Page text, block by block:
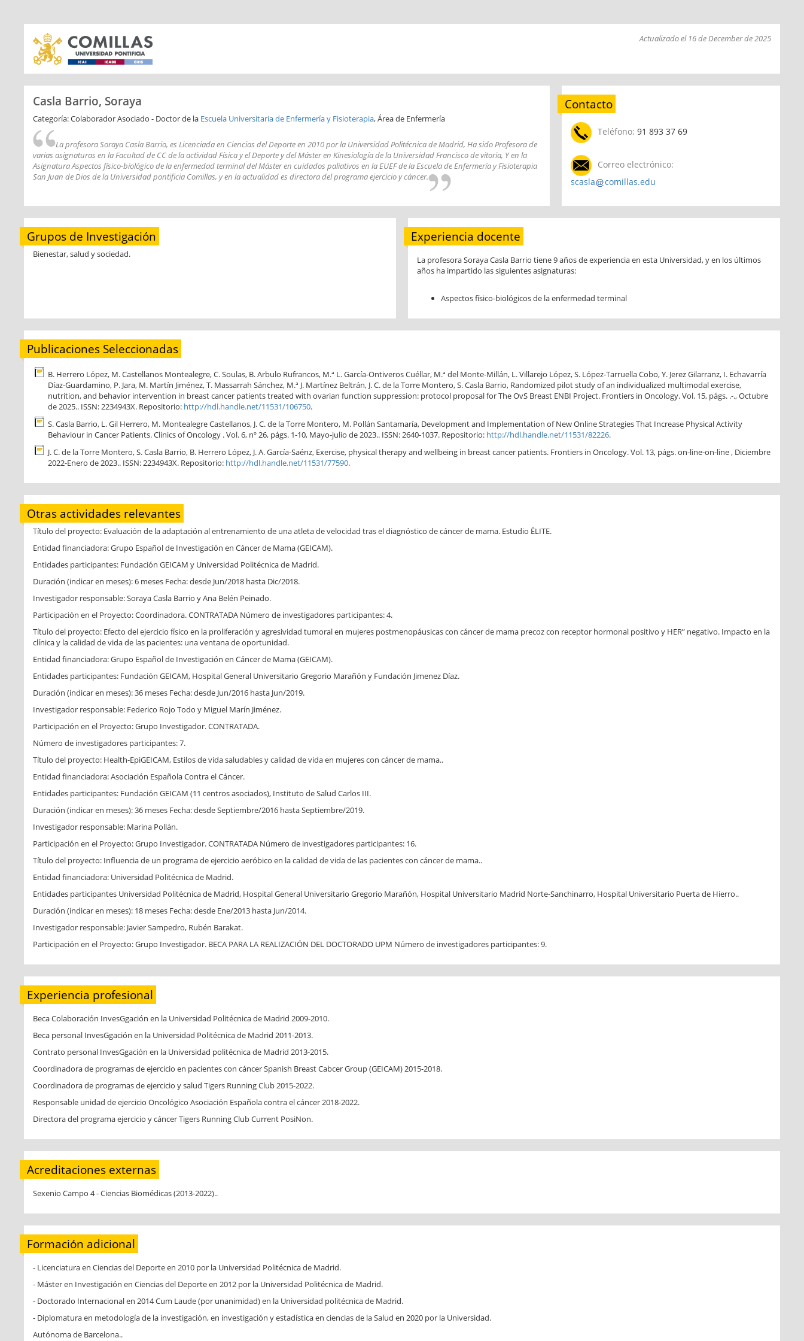
Actualizado el 16 de December de 2025
Casla Barrio, Soraya
Categoría: Colaborador Asociado - Doctor de la Escuela Universitaria de Enfermería y Fisioterapia, Área de Enfermería
La profesora Soraya Casla Barrio, es Licenciada en Ciencias del Deporte en 2010 por la Universidad Politécnica de Madrid, Ha sido Profesora de
varias asignaturas en la Facultad de CC de la actividad Física y el Deporte y del Máster en Kinesiología de la Universidad Francisco de vitoria, Y en la
Asignatura Aspectos físico-biológico de la enfermedad terminal del Máster en cuidados paliativos en la EUEF de la Escuela de Enfermería y Fisioterapia
San Juan de Dios de la Universidad pontificia Comillas, y en la actualidad es directora del programa ejercicio y cáncer.
Contacto
Teléfono: 91 893 37 69
Correo electrónico:
scasla
comillas.edu
Grupos de Investigación
Bienestar, salud y sociedad.
Experiencia docente
La profesora Soraya Casla Barrio tiene 9 años de experiencia en esta Universidad, y en los últimos
años ha impartido las siguientes asignaturas:
Aspectos físico-biológicos de la enfermedad terminal
Publicaciones Seleccionadas
B. Herrero López, M. Castellanos Montealegre, C. Soulas, B. Arbulo Rufrancos, M.ª L. García-Ontiveros Cuéllar, M.ª del Monte-Millán, L. Villarejo López, S. López-Tarruella Cobo, Y. Jerez Gilarranz, I. Echavarría
Díaz-Guardamino, P. Jara, M. Martín Jiménez, T. Massarrah Sánchez, M.ª J. Martínez Beltrán, J. C. de la Torre Montero, S. Casla Barrio, Randomized pilot study of an individualized multimodal exercise,
nutrition, and behavior intervention in breast cancer patients treated with ovarian function suppression: protocol proposal for The OvS Breast ENBI Project. Frontiers in Oncology. Vol. 15, págs. .-., Octubre
de 2025.. ISSN: 2234943X. Repositorio: http://hdl.handle.net/11531/106750.
S. Casla Barrio, L. Gil Herrero, M. Montealegre Castellanos, J. C. de la Torre Montero, M. Pollán Santamaría, Development and Implementation of New Online Strategies That Increase Physical Activity
Behaviour in Cancer Patients. Clinics of Oncology . Vol. 6, nº 26, págs. 1-10, Mayo-julio de 2023.. ISSN: 2640-1037. Repositorio: http://hdl.handle.net/11531/82226.
J. C. de la Torre Montero, S. Casla Barrio, B. Herrero López, J. A. García-Saénz, Exercise, physical therapy and wellbeing in breast cancer patients. Frontiers in Oncology. Vol. 13, págs. on-line-on-line , Diciembre
2022-Enero de 2023.. ISSN: 2234943X. Repositorio: http://hdl.handle.net/11531/77590.
Otras actividades relevantes
Título del proyecto: Evaluación de la adaptación al entrenamiento de una atleta de velocidad tras el diagnóstico de cáncer de mama. Estudio ÉLITE.
Entidad financiadora: Grupo Español de Investigación en Cáncer de Mama (GEICAM).
Entidades participantes: Fundación GEICAM y Universidad Politécnica de Madrid.
Duración (indicar en meses): 6 meses Fecha: desde Jun/2018 hasta Dic/2018.
Investigador responsable: Soraya Casla Barrio y Ana Belén Peinado.
Participación en el Proyecto: Coordinadora. CONTRATADA Número de investigadores participantes: 4.
Título del proyecto: Efecto del ejercicio físico en la proliferación y agresividad tumoral en mujeres postmenopáusicas con cáncer de mama precoz con receptor hormonal positivo y HER” negativo. Impacto en la
clínica y la calidad de vida de las pacientes: una ventana de oportunidad.
Entidad financiadora: Grupo Español de Investigación en Cáncer de Mama (GEICAM).
Entidades participantes: Fundación GEICAM, Hospital General Universitario Gregorio Marañón y Fundación Jimenez Díaz.
Duración (indicar en meses): 36 meses Fecha: desde Jun/2016 hasta Jun/2019.
Investigador responsable: Federico Rojo Todo y Miguel Marín Jiménez.
Participación en el Proyecto: Grupo Investigador. CONTRATADA.
Número de investigadores participantes: 7.
Título del proyecto: Health-EpiGEICAM, Estilos de vida saludables y calidad de vida en mujeres con cáncer de mama..
Entidad financiadora: Asociación Española Contra el Cáncer.
Entidades participantes: Fundación GEICAM (11 centros asociados), Instituto de Salud Carlos III.
Duración (indicar en meses): 36 meses Fecha: desde Septiembre/2016 hasta Septiembre/2019.
Investigador responsable: Marina Pollán.
Participación en el Proyecto: Grupo Investigador. CONTRATADA Número de investigadores participantes: 16.
Título del proyecto: Influencia de un programa de ejercicio aeróbico en la calidad de vida de las pacientes con cáncer de mama..
Entidad financiadora: Universidad Politécnica de Madrid.
Entidades participantes Universidad Politécnica de Madrid, Hospital General Universitario Gregorio Marañón, Hospital Universitario Madrid Norte-Sanchinarro, Hospital Universitario Puerta de Hierro..
Duración (indicar en meses): 18 meses Fecha: desde Ene/2013 hasta Jun/2014.
Investigador responsable: Javier Sampedro, Rubén Barakat.
Participación en el Proyecto: Grupo Investigador. BECA PARA LA REALIZACIÓN DEL DOCTORADO UPM Número de investigadores participantes: 9.
Experiencia profesional
Beca Colaboración InvesGgación en la Universidad Politécnica de Madrid 2009-2010.
Beca personal InvesGgación en la Universidad Politécnica de Madrid 2011-2013.
Contrato personal InvesGgación en la Universidad politécnica de Madrid 2013-2015.
Coordinadora de programas de ejercicio en pacientes con cáncer Spanish Breast Cabcer Group (GEICAM) 2015-2018.
Coordinadora de programas de ejercicio y salud Tigers Running Club 2015-2022.
Responsable unidad de ejercicio Oncológico Asociación Española contra el cáncer 2018-2022.
Directora del programa ejercicio y cáncer Tigers Running Club Current PosiNon.
Acreditaciones externas
Sexenio Campo 4 - Ciencias Biomédicas (2013-2022)..
Formación adicional
- Licenciatura en Ciencias del Deporte en 2010 por la Universidad Politécnica de Madrid.
- Máster en Investigación en Ciencias del Deporte en 2012 por la Universidad Politécnica de Madrid.
- Doctorado Internacional en 2014 Cum Laude (por unanimidad) en la Universidad politécnica de Madrid.
- Diplomatura en metodología de la investigación, en investigación y estadística en ciencias de la Salud en 2020 por la Universidad.
Autónoma de Barcelona..